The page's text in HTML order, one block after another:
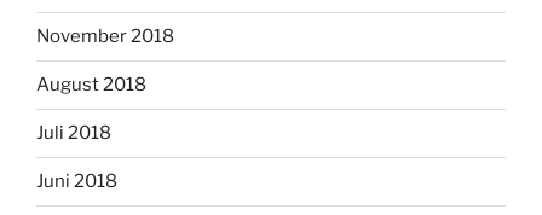
November 2018
August 2018
Juli 2018
Juni 2018